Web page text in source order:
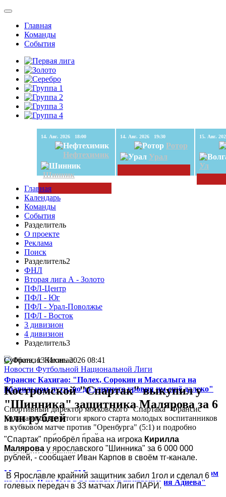
Главная
Команды
События
14. Авг. 2026 18:00
Нефтехимик
Шинник
14. Авг. 2026 19:30
Ротор
Урал
Ул
Главная
Календарь
Команды
События
Разделитель
О проекте
Реклама
Поиск
Разделитель2
ФНЛ
Вторая лига А - Золото
ПФЛ-Центр
ПФЛ - Юг
ПФЛ - Урал-Поволжье
ПФЛ - Восток
3 дивизион
4 дивизион
Разделитель3
Франсис Кахигао: "Полех, Сорокин и Массалыга на
правильном пути, но до элитного уровня им ещё далеко"
Спортивный директор московского "Спартака" Франсис
Кахигао подвел итоги яркого старта молодых воспитанников
в кубковом матче против "Оренбурга" (5:1) и подробно
рассказал о работе клубной системы...
Максим Симонов: "Мы изначально не угадали с тренером
на сезон. Я не был в восторге от приглашения Адиева"
Суббота, 13 Июнь 2026 08:41
Новости Футбольной Национальной Лиги
Костромской "Спартак" выкупил у
"Шинника" защитника Малярова за 6
млн рублей
"Спартак" приобрёл права на игрока Кирилла
Малярова у ярославского "Шинника" за 6 000 000
рублей, - сообщает Иван Карпов в своём тг-канале.
В Ярославле крайний защитник забил 1гол и сделал 6
голевых передач в 33 матчах Лиги ПАРИ.